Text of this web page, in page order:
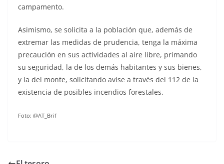
campamento.
Asimismo, se solicita a la población que, además de
extremar las medidas de prudencia, tenga la máxima
precaución en sus actividades al aire libre, primando
su seguridad, la de los demás habitantes y sus bienes,
y la del monte, solicitando avise a través del 112 de la
existencia de posibles incendios forestales.
Foto: @AT_Brif